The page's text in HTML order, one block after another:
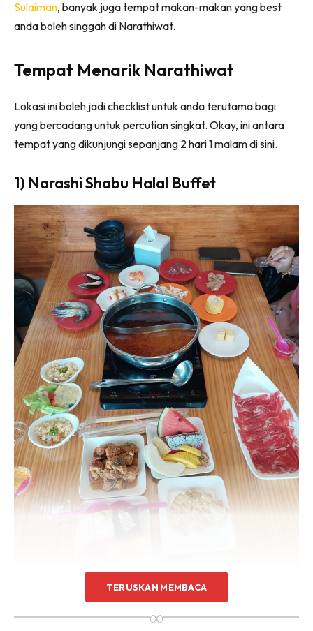
Sulaiman, banyak juga tempat makan-makan yang best
anda boleh singgah di Narathiwat.
Tempat Menarik Narathiwat
Lokasi ini boleh jadi checklist untuk anda terutama bagi
yang bercadang untuk percutian singkat. Okay, ini antara
tempat yang dikunjungi sepanjang 2 hari 1 malam di sini.
1) Narashi Shabu Halal Buffet
Kedai makan bercirikan buffet. Ada pelbagai jenis makanan
TERUSKAN MEMBACA
∞